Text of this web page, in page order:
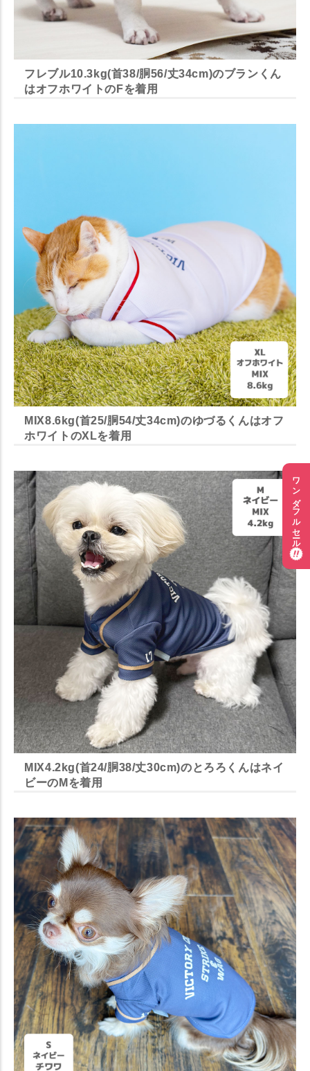
フレブル10.3kg(首38/胴56/丈34cm)のブランくん
はオフホワイトのFを着用
MIX8.6kg(首25/胴54/丈34cm)のゆづるくんはオフ
ホワイトのXLを着用
MIX4.2kg(首24/胴38/丈30cm)のとろろくんはネイ
ビーのMを着用
ワンダフルセール